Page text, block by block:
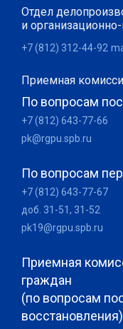
Отдел
и
+7 (812) 312-44-92
Приемная
По вопросам
+7 (812) 643-77-66
pk@rgpu.spb.ru
По вопросам
+7 (812) 643-77-67
доб. 31-51, 31-52
pk19@rgpu.spb.ru
Приемная
граждан
(по вопросам
восстановления)